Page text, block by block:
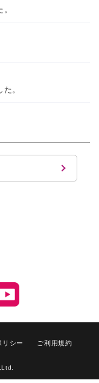
。
リシー ご利用規約